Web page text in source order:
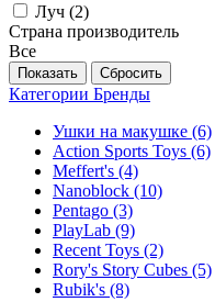
Луч (2)
Страна производитель
Все
Категории Бренды
Ушки на макушке (6)
Action Sports Toys (6)
Meffert's (4)
Nanoblock (10)
Pentago (3)
PlayLab (9)
Recent Toys (2)
Rory's Story Cubes (5)
Rubik's (8)